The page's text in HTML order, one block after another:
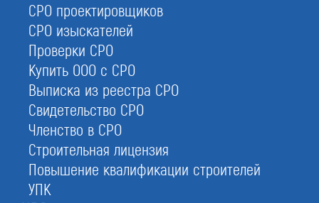
Ставрополь, БЦ «45 Параллель»,
ул. 50 лет ВЛКСМ 109
СРО проектировщиков
СРО изыскателей
Проверки СРО
Купить ООО с СРО
Выписка из реестра СРО
Свидетельство СРО
Членство в СРО
Строительная лицензия
Повышение квалификации строителей
УПК
Главная Юр. услуги Регистрация ООО под ключ
Регистрация ООО под ключ
в Ставрополе